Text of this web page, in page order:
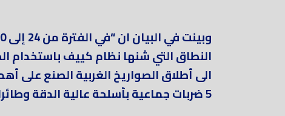
النطاق التي شنها نظام كييف باستخدام
الى أطلاق الصواريخ الغربية الصنع على
5 ضربات جماعية بأسلحة عالية الدقة وطائرات مسيرة هجومية”.